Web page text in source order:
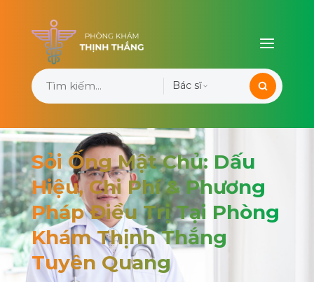
Bác sĩ
Sỏi Ống Mật Chủ: Dấu
Hiệu, Chi Phí & Phương
Pháp Điều Trị Tại Phòng
Khám Thịnh Thắng
Tuyên Quang